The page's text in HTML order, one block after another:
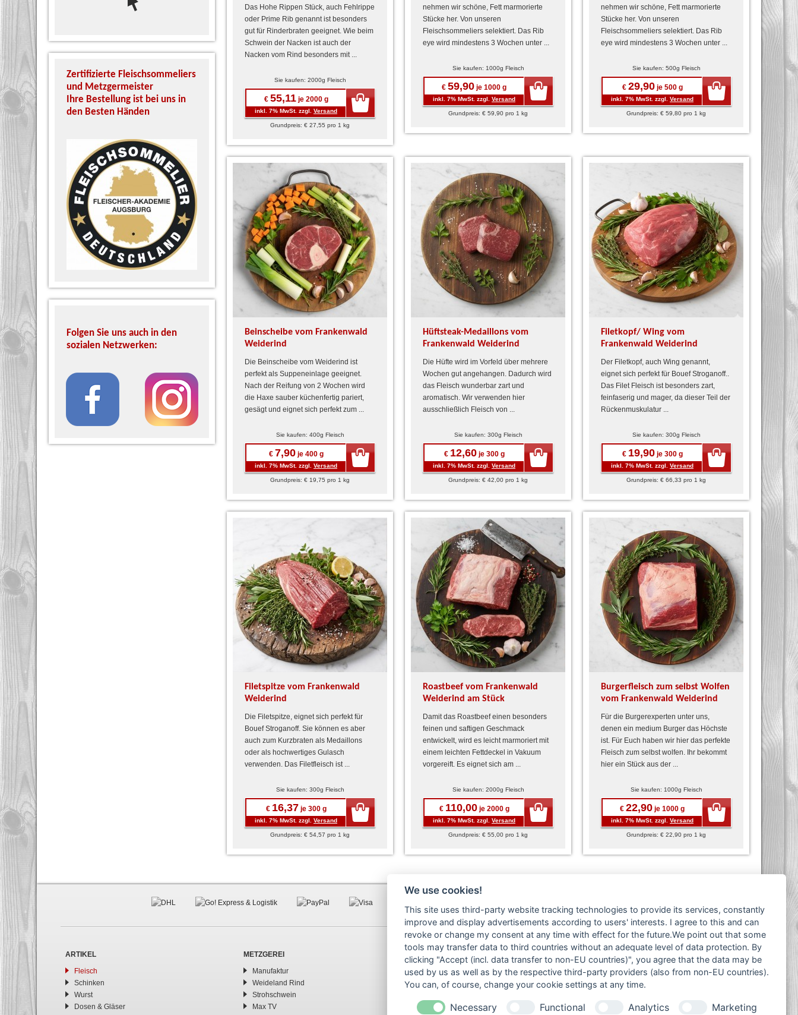
We use cookies!
This site uses third-party website tracking technologies to provide its services, constantly
improve and display advertisements according to users' interests. I agree to this and can
revoke or change my consent at any time with effect for the future.We point out that some
tools may transfer data to third countries without an adequate level of data protection. By
clicking "Accept (incl. data transfer to non-EU countries)", you agree that the data may be
used by us as well as by the respective third-party providers (also from non-EU countries).
You can, of course, change your cookie settings at any time.
Necessary Functional Analytics Marketing
Das Hohe Rippen Stück, auch Fehlrippe
oder Prime Rib genannt ist besonders
gut für Rinderbraten geeignet. Wie beim
Schwein der Nacken ist auch der
Nacken vom Rind besonders mit ...
Sie kaufen: 2000g Fleisch
€ 55,11je 2000 g
inkl. 7% MwSt. zzgl. Versand
Grundpreis: € 27,55 pro 1 kg
nehmen wir schöne, Fett marmorierte
Stücke her. Von unseren
Fleischsommeliers selektiert. Das Rib
eye wird mindestens 3 Wochen unter ...
Sie kaufen: 1000g Fleisch
€ 59,90 je 1000 g
inkl. 7% MwSt. zzgl. Versand
Grundpreis: € 59,90 pro 1 kg
nehmen wir schöne, Fett marmorierte
Stücke her. Von unseren
Fleischsommeliers selektiert. Das Rib
eye wird mindestens 3 Wochen unter ...
Sie kaufen: 500g Fleisch
€ 29,90je 500 g
inkl. 7% MwSt. zzgl. Versand
Grundpreis: € 59,80 pro 1 kg
Beinscheibe vom Frankenwald
Weiderind
Die Beinscheibe vom Weiderind ist
perfekt als Suppeneinlage geeignet.
Nach der Reifung von 2 Wochen wird
die Haxe sauber küchenfertig pariert,
gesägt und eignet sich perfekt zum ...
Sie kaufen: 400g Fleisch
€ 7,90je 400 g
inkl. 7% MwSt. zzgl. Versand
Grundpreis: € 19,75 pro 1 kg
Hüftsteak-Medaillons vom
Frankenwald Weiderind
Die Hüfte wird im Vorfeld über mehrere
Wochen gut angehangen. Dadurch wird
das Fleisch wunderbar zart und
aromatisch. Wir verwenden hier
ausschließlich Fleisch von ...
Sie kaufen: 300g Fleisch
€ 12,60je 300 g
inkl. 7% MwSt. zzgl. Versand
Grundpreis: € 42,00 pro 1 kg
Filetkopf/ Wing vom
Frankenwald Weiderind
Der Filetkopf, auch Wing genannt,
eignet sich perfekt für Bouef Stroganoff..
Das Filet Fleisch ist besonders zart,
feinfaserig und mager, da dieser Teil der
Rückenmuskulatur ...
Sie kaufen: 300g Fleisch
€ 19,90je 300 g
inkl. 7% MwSt. zzgl. Versand
Grundpreis: € 66,33 pro 1 kg
Filetspitze vom Frankenwald
Weiderind
Die Filetspitze, eignet sich perfekt für
Bouef Stroganoff. Sie können es aber
auch zum Kurzbraten als Medaillons
oder als hochwertiges Gulasch
verwenden. Das Filetfleisch ist ...
Sie kaufen: 300g Fleisch
€ 16,37 je 300 g
inkl. 7% MwSt. zzgl. Versand
Grundpreis: € 54,57 pro 1 kg
Roastbeef vom Frankenwald
Weiderind am Stück
Damit das Roastbeef einen besonders
feinen und saftigen Geschmack
entwickelt, wird es leicht marmoriert mit
einem leichten Fettdeckel in Vakuum
vorgereift. Es eignet sich am ...
Sie kaufen: 2000g Fleisch
€ 110,00je 2000 g
inkl. 7% MwSt. zzgl. Versand
Grundpreis: € 55,00 pro 1 kg
Burgerfleisch zum selbst Wolfen
vom Frankenwald Weiderind
Für die Burgerexperten unter uns,
denen ein medium Burger das Höchste
ist. Für Euch haben wir hier das perfekte
Fleisch zum selbst wolfen. Ihr bekommt
hier ein Stück aus der ...
Sie kaufen: 1000g Fleisch
€ 22,90 je 1000 g
inkl. 7% MwSt. zzgl. Versand
Grundpreis: € 22,90 pro 1 kg
Zertifizierte Fleischsommeliers
und Metzgermeister
Ihre Bestellung ist bei uns in
den Besten Händen
Schinken Sommelier Florian
Köhn garantiert Beste Auswahl
und Qualität
Folgen Sie uns auch in den
sozialen Netzwerken:
ARTIKEL
Fleisch
Schinken
Wurst
Dosen & Gläser
METZGEREI
Manufaktur
Weideland Rind
Strohschwein
Max TV
SHOPINFOS
AGB
Widerrufsrecht
Bezahlung
KONTAKT
+49 (0)9281-70900